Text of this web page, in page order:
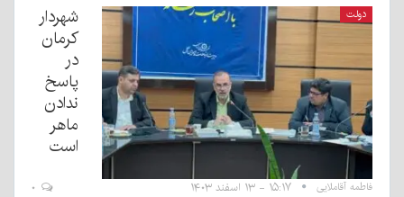
دولت
شهردار
کرمان
در
پاسخ
ندادن
ماهر
است
فاطمه آقاملایی ۱۵:۱۷ - ۱۳ اسفند ۱۴۰۳